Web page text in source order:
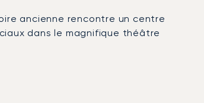
ancienne rencontre un centre
dans le magnifique théâtre
d'une intimité totale pour vous